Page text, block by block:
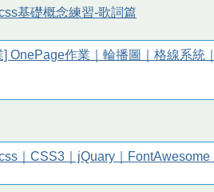
基礎概念練習-歌詞篇
] OnePage作業｜輪播圖｜格線系統
｜CSS3｜jQuary｜FontAwesome